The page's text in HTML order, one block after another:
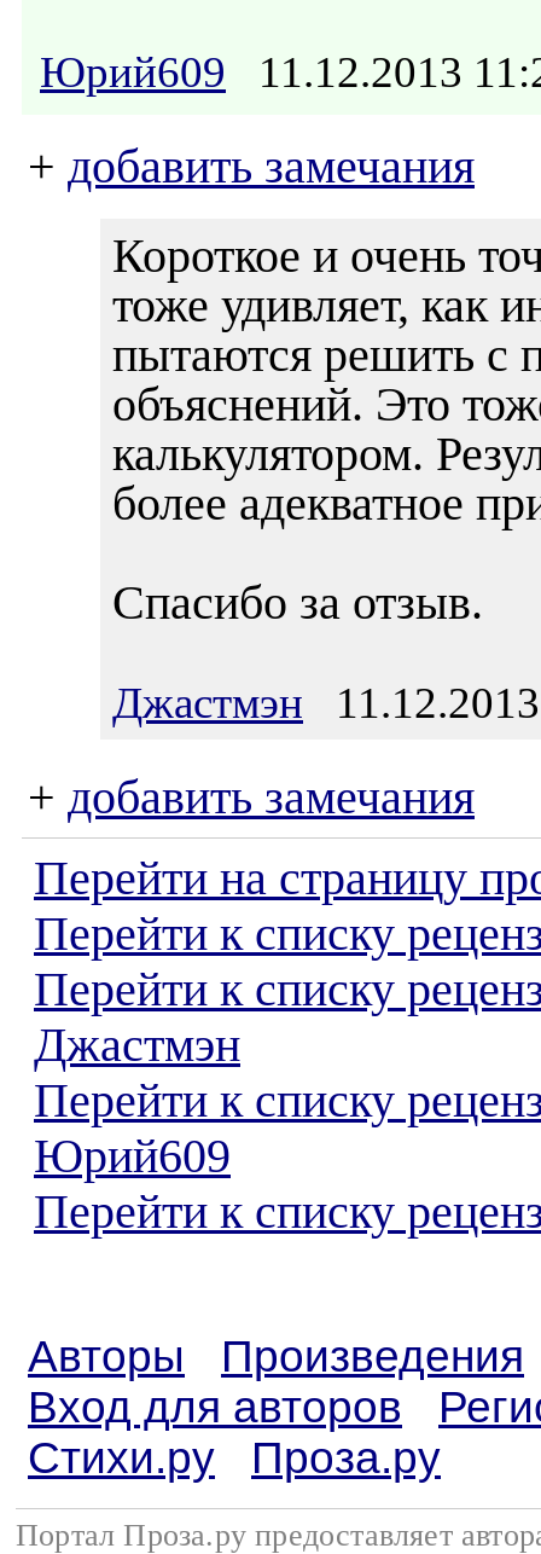
Юрий609 11.12.2013
+ добавить замечания
Короткое и очень
тоже удивляет, как
пытаются решить
объяснений. Это
калькулятором.
более адекватное
Спасибо за отзыв.
Джастмэн
+ добавить замечания
Перейти на страницу
Перейти к списку
Перейти к списку
Джастмэн
Перейти к списку
Юрий609
Перейти к списку
Авторы
Произведения
Вход для авторов
Стихи.ру
Проза.ру
Портал Проза.ру предоставляет